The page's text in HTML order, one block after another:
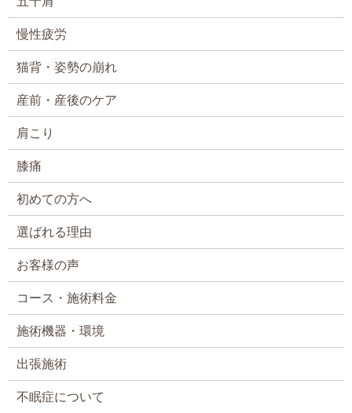
慢性疲労
猫背・姿勢の崩れ
産前・産後のケア
肩こり
膝痛
初めての方へ
選ばれる理由
お客様の声
コース・施術料金
施術機器・環境
出張施術
不眠症について